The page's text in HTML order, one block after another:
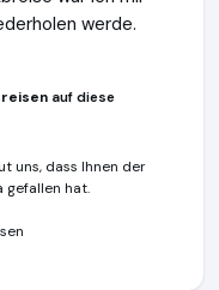
werde.
auf diese
uns, dass Ihnen der
gefallen hat.